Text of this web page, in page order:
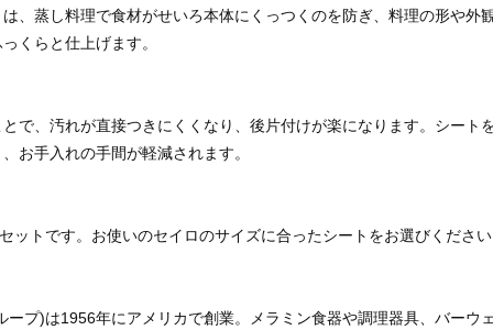
、蒸し料理で食材がせいろ本体にくっつくのを防ぎ、料理の形や外
くらと仕上げます。
で、汚れが直接つきにくくなり、後片付けが楽になります。シート
お手入れの手間が軽減されます。
ットです。お使いのセイロのサイズに合ったシートをお選びくださ
プ)は1956年にアメリカで創業。メラミン食器や調理器具、バーウ